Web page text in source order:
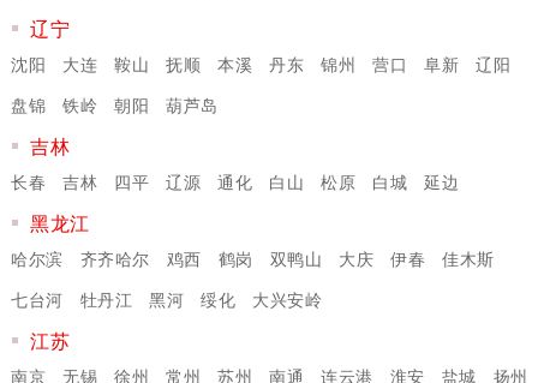
辽宁
沈阳 大连 鞍山 抚顺 本溪 丹东 锦州 营口 阜新
辽阳
盘锦
铁岭 朝阳 葫芦岛
吉林
长春 吉林 四平 辽源 通化 白山 松原 白城 延边
黑龙江
哈尔滨 齐齐哈尔 鸡西 鹤岗 双鸭山 大庆 伊春
佳木斯
七台河
牡丹江 黑河 绥化 大兴安岭
江苏
南京 无锡 徐州 常州 苏州 南通 连云港 淮安 盐城
扬州